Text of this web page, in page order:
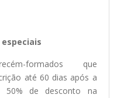
formados que
até 60 dias após a
50% de desconto na